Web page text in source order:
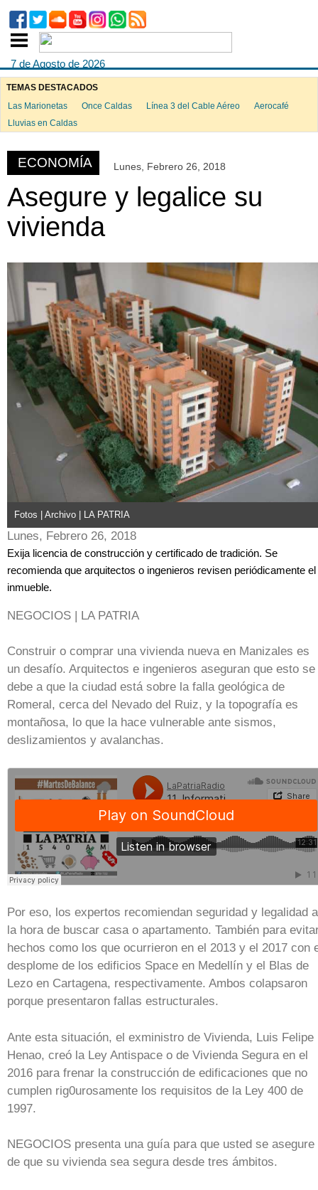
7 de Agosto de 2026
TEMAS DESTACADOS
Las Marionetas
Once Caldas Línea 3 del Cable Aéreo
Aerocafé
Lluvias en Caldas
ECONOMÍA Lunes, Febrero 26, 2018
Asegure y legalice su
vivienda
Fotos | Archivo | LA PATRIA
Lunes, Febrero 26, 2018
Exija licencia de construcción y certificado de tradición. Se
recomienda que arquitectos o ingenieros revisen periódicamente el
inmueble.
NEGOCIOS | LA PATRIA
Construir o comprar una vivienda nueva en Manizales es
un desafío. Arquitectos e ingenieros aseguran que esto se
debe a que la ciudad está sobre la falla geológica de
Romeral, cerca del Nevado del Ruiz, y la topografía es
montañosa, lo que la hace vulnerable ante sismos,
deslizamientos y avalanchas.
Por eso, los expertos recomiendan seguridad y legalidad a
la hora de buscar casa o apartamento. También para
hechos como los que ocurrieron en el 2013 y el 2017 con
desplome de los edificios Space en Medellín y el Blas de
Lezo en Cartagena, respectivamente. Ambos colapsaron
porque presentaron fallas estructurales.
Ante esta situación, el exministro de Vivienda, Luis Felipe
Henao, creó la Ley Antispace o de Vivienda Segura en el
2016 para frenar la construcción de edificaciones que no
cumplen rig0urosamente los requisitos de la Ley 400 de
1997.
NEGOCIOS presenta una guía para que usted se asegure
de que su vivienda sea segura desde tres ámbitos.